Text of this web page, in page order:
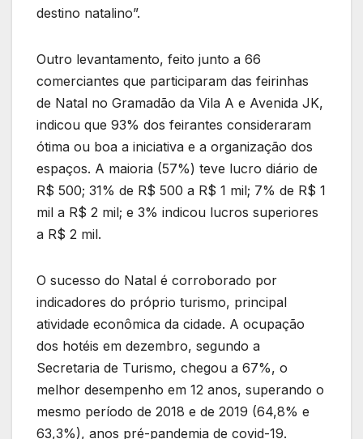
destino natalino”.
Outro levantamento, feito junto a 66
comerciantes que participaram das feirinhas
de Natal no Gramadão da Vila A e Avenida JK,
indicou que 93% dos feirantes consideraram
ótima ou boa a iniciativa e a organização dos
espaços. A maioria (57%) teve lucro diário de
R$ 500; 31% de R$ 500 a R$ 1 mil; 7% de R$ 1
mil a R$ 2 mil; e 3% indicou lucros superiores
a R$ 2 mil.
O sucesso do Natal é corroborado por
indicadores do próprio turismo, principal
atividade econômica da cidade. A ocupação
dos hotéis em dezembro, segundo a
Secretaria de Turismo, chegou a 67%, o
melhor desempenho em 12 anos, superando o
mesmo período de 2018 e de 2019 (64,8% e
63,3%), anos pré-pandemia de covid-19.